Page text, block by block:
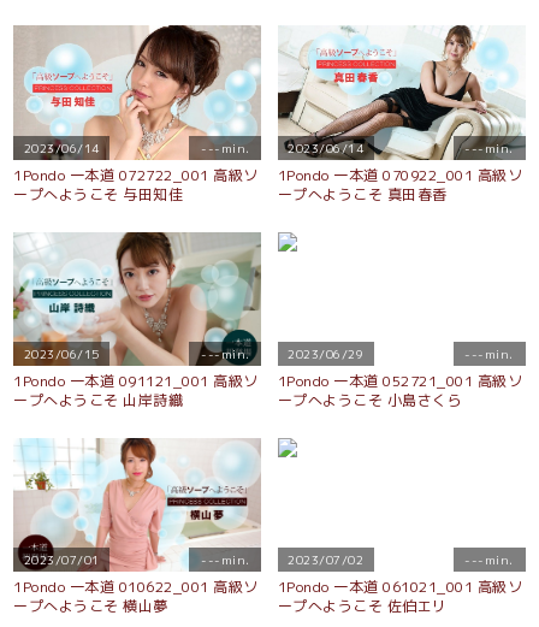
2023/06/14 ---min.
1Pondo 一本道 072722_001 高級ソ
ープへようこそ 与田知佳
2023/06/14 ---min.
1Pondo 一本道 070922_001 高級ソ
ープへようこそ 真田春香
2023/06/15 ---min.
1Pondo 一本道 091121_001 高級ソ
ープへようこそ 山岸詩織
2023/06/29 ---min.
1Pondo 一本道 052721_001 高級ソ
ープへようこそ 小島さくら
2023/07/01 ---min.
1Pondo 一本道 010622_001 高級ソ
ープへようこそ 横山夢
2023/07/02 ---min.
1Pondo 一本道 061021_001 高級ソ
ープへようこそ 佐伯エリ